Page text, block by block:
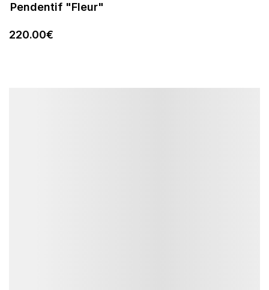
Pendentif "Fleur"
220.00€